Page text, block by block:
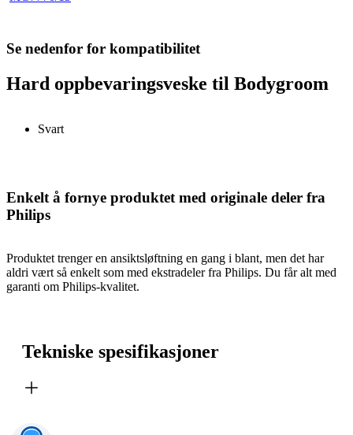
Se nedenfor for kompatibilitet
Hard oppbevaringsveske til Bodygroom
Svart
Enkelt å fornye produktet med originale deler fra
Philips
Produktet trenger en ansiktsløftning en gang i blant, men det har
aldri vært så enkelt som med ekstradeler fra Philips. Du får alt med
garanti om Philips-kvalitet.
Tekniske spesifikasjoner